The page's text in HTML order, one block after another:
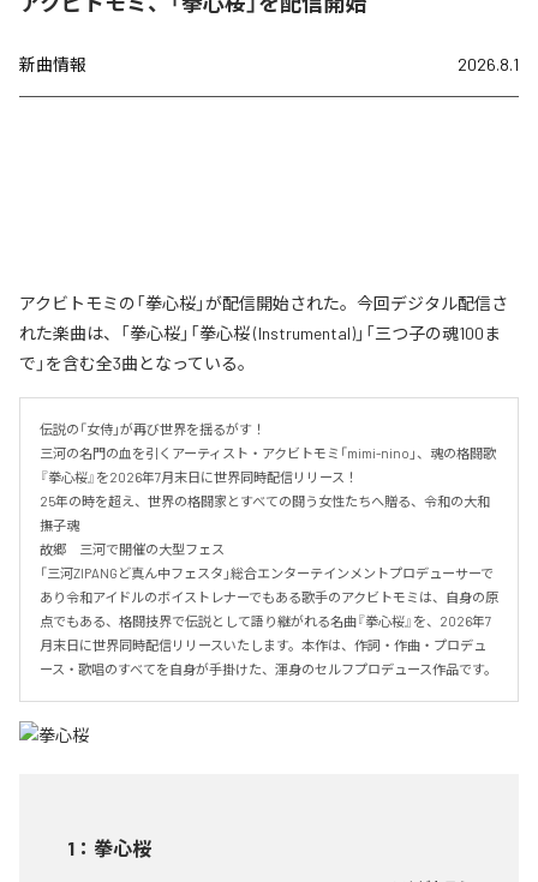
新曲情報 2026.8.1
アクビトモミの「拳心桜」が配信開始された。今回デジタル配信さ
れた楽曲は、「拳心桜」「拳心桜 (Instrumental)」「三つ子の魂100ま
で」を含む全3曲となっている。
伝説の「女侍」が再び世界を揺るがす！
三河の名門の血を引くアーティスト・アクビトモミ「mimi-nino」、魂の格闘歌
『拳心桜』を2026年7月末日に世界同時配信リリース！
25年の時を超え、世界の格闘家とすべての闘う女性たちへ贈る、令和の大和
撫子魂
故郷　三河で開催の大型フェス
「三河ZIPANGど真ん中フェスタ」総合エンターテインメントプロデューサーで
あり令和アイドルのボイストレナーでもある歌手のアクビトモミは、自身の原
点でもある、格闘技界で伝説として語り継がれる名曲『拳心桜』を、2026年7
月末日に世界同時配信リリースいたします。本作は、作詞・作曲・プロデュ
ース・歌唱のすべてを自身が手掛けた、渾身のセルフプロデュース作品です。
1 ： 拳心桜